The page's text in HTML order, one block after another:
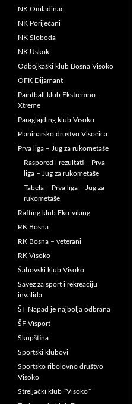
NK Omladinac
NK Poriječani
NK Sloboda
NK Uskok
Odbojkaški klub Bosna Visoko
OFK Dijamant
Paintball klub Ekstremno-
Xtreme
Paraglajding klub Visoko
Planinarsko društvo Visočica
Prva liga – Jug za rukometaše
Raspored i rezultati – Prva
liga – Jug za rukometaše
Tabela – Prva liga – Jug za
rukometaše
Rafting klub Eko-viking
RK Bosna
RK Bosna – veterani
RK Visoko
Šahovski klub Visoko
Savez za sport i rekreaciju
invalida
ŠF Napad je najbolja odbrana
ŠF Visport
Skupština
Sportski klubovi
Sportsko ribolovno društvo
Visoko
Streljački klub ˝Visoko˝